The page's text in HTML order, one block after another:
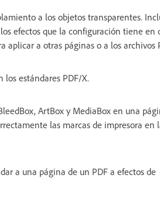
a los objetos transparentes.
efectos que la configuración tiene en
aplicar a otras páginas o a los archivos
estándares PDF/X.
ArtBox y MediaBox en una
las marcas de impresora en
a una página de un PDF a efectos de